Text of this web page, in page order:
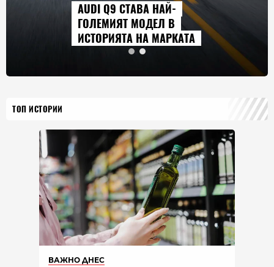
СЕРИАЛИТЕ, КОИТО ЩЕ
ГЛЕДАМЕ ПРЕЗ АВГУСТ
2026 Г.
ТОП ИСТОРИИ
ВАЖНО ДНЕС